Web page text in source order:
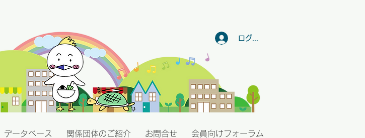
ログイン
データベース 関係団体のご紹介 お問合せ 会員向けフォーラム